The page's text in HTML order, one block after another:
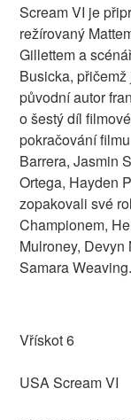
Scream VI je
režírovaný
Gillettem a
Busicka,
původní autor
o šestý díl
pokračování
Barrera, Jasmin
Ortega, Hayden
zopakovali své
Championem,
Mulroney,
Samara Weaving.
Vřískot 6
USA Scream VI